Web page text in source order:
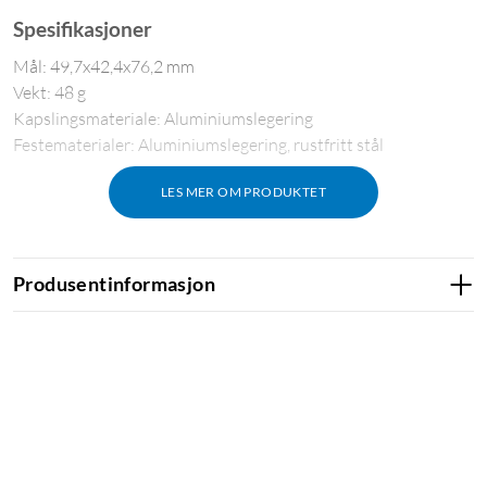
LES MER OM PRODUKTET
Spesifikasjoner
Mål: 49,7x42,4x76,2 mm
Vekt: 48 g
Kapslingsmateriale: Aluminiumslegering
Festematerialer: Aluminiumslegering, rustfritt stål
Produsentinformasjon